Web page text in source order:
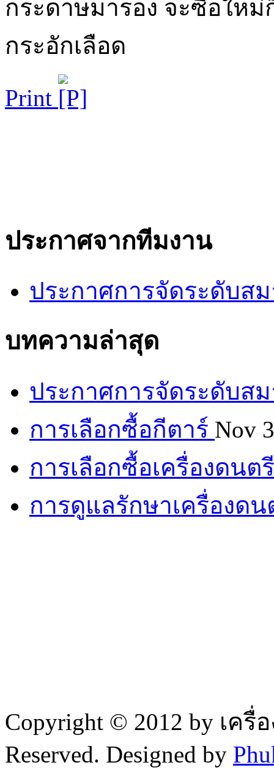
กระดาษมารอง จะซื้อให
กระอักเลือด
Print
ประกาศจากทีมงาน
ประกาศการจัดระดับส
บทความล่าสุด
ประกาศการจัดระดับส
การเลือกซื้อกีตาร์ Nov
การเลือกซื้อเครื่องดน
การดูแลรักษาเครื่องด
Copyright © 2012 by เค
Reserved. Designed by